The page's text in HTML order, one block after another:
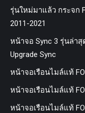
รุ่นใหม่มาแล้ว กระจก
2011-2021
หน้าจอ Sync 3 รุ่นล่าสุ
Upgrade Sync
หน้าจอเรือนไมล์แท้
หน้าจอเรือนไมล์แท้
หน้าจอเรือนไมล์แท้